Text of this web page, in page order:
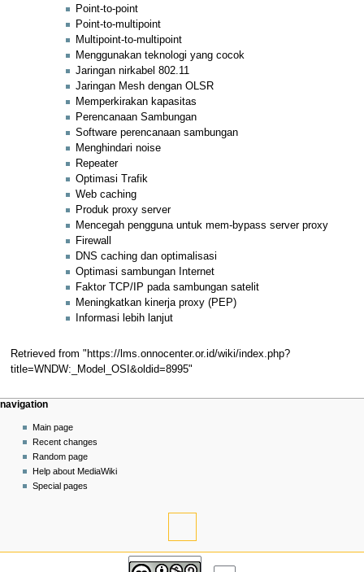
Point-to-point
Point-to-multipoint
Multipoint-to-multipoint
Menggunakan teknologi yang cocok
Jaringan nirkabel 802.11
Jaringan Mesh dengan OLSR
Memperkirakan kapasitas
Perencanaan Sambungan
Software perencanaan sambungan
Menghindari noise
Repeater
Optimasi Trafik
Web caching
Produk proxy server
Mencegah pengguna untuk mem-bypass server proxy
Firewall
DNS caching dan optimalisasi
Optimasi sambungan Internet
Faktor TCP/IP pada sambungan satelit
Meningkatkan kinerja proxy (PEP)
Informasi lebih lanjut
Retrieved from " https://lms.onnocenter.or.id/wiki/index.php?
title=WNDW:_Model_OSI&oldid=8995"
Navigation
menu
page actions
page
discussion
read
view
source
personal tools
log
in
navigation
Main page
Recent changes
Random page
Help about MediaWiki
Special pages